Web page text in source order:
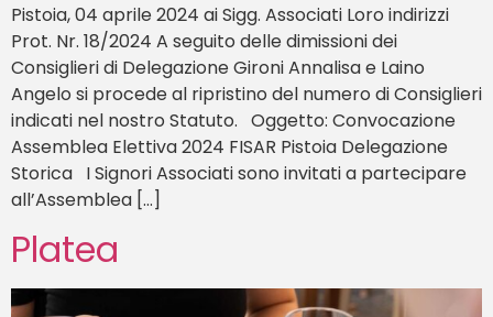
Pistoia, 04 aprile 2024 ai Sigg. Associati Loro indirizzi
Prot. Nr. 18/2024 A seguito delle dimissioni dei
Consiglieri di Delegazione Gironi Annalisa e Laino
Angelo si procede al ripristino del numero di Consiglieri
indicati nel nostro Statuto. Oggetto: Convocazione
Assemblea Elettiva 2024 FISAR Pistoia Delegazione
Storica I Signori Associati sono invitati a partecipare
all’Assemblea […]
Platea